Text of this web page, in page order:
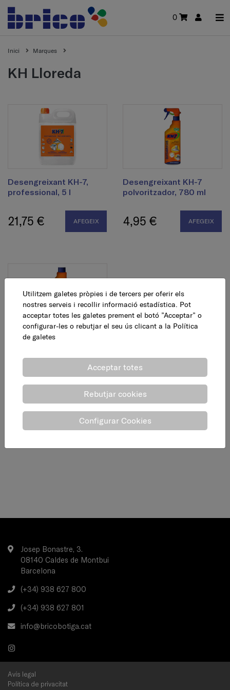
0
Inici Marques
KH Lloreda
Desengreixant KH-7,
professional, 5 l
21,75 € AFEGEIX
Desengreixant KH-7
polvoritzador, 780 ml
4,95 € AFEGEIX
Desengreixant KH-7
3,95 €
Josep Bonastre, 3.
08140 Caldes de Montbui
Barcelona
(+34) 938 627 800
(+34) 938 627 801
info@bricobotiga.cat
Avís legal
Política de privacitat
Utilitzem galetes pròpies i de tercers per oferir els
nostres serveis i recollir informació estadística. Pot
acceptar totes les galetes prement el botó ”Acceptar” o
configurar-les o rebutjar el seu ús clicant a la Política
de galetes
Acceptar totes
Rebutjar cookies
Configurar Cookies